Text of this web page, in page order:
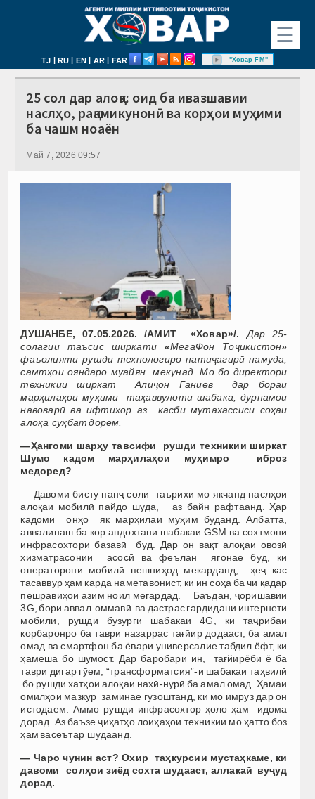
☰
TJ | RU | EN | AR | FAR "Ховар FM"
25 сол дар алоқа: оид ба ивазшавии
наслҳо, рақамикунонӣ ва корҳои муҳими
ба чашм ноаён
Май 7, 2026 09:57
ДУШАНБЕ, 07.05.2026. /АМИТ «Ховар»/. Дар 25-
солагии таъсис ширкати «МегаФон Тоҷикистон»
фаъолияти рушди технологиро натиҷагирӣ намуда,
самтҳои ояндаро муайян мекунад. Мо бо директори
техникии ширкат Алиҷон Ғаниев дар бораи
марҳилаҳои муҳими таҳаввулоти шабака, дурнамои
навоварӣ ва ифтихор аз касби мутахассиси соҳаи
алоқа суҳбат дорем.
—Ҳангоми шарҳу тавсифи рушди техникии ширкат
Шумо кадом марҳилаҳои муҳимро
иброз
медоред?
— Давоми бисту панҷ соли таърихи мо якчанд наслҳои
алоқаи мобилӣ пайдо шуда, аз байн рафтаанд. Ҳар
кадоми онҳо як марҳилаи муҳим буданд. Албатта,
аввалинаш ба кор андохтани шабакаи GSM ва сохтмони
инфрасохтори базавӣ буд. Дар он вақт алоқаи овозӣ
хизматрасонии асосӣ ва феълан ягонае буд, ки
операторони мобилӣ пешниҳод мекарданд, ҳеҷ кас
тасаввур ҳам карда наметавонист, ки ин соҳа ба чӣ қадар
пешравиҳои азим ноил мегардад. Баъдан, ҷоришавии
3G, бори аввал оммавӣ ва дастрас гардидани интернети
мобилӣ, рушди бузурги шабакаи 4G, ки таҷрибаи
корбаронро ба таври назаррас тағйир додааст, ба амал
омад ва смартфон ба ёвари универсалие табдил ёфт, ки
ҳамеша бо шумост. Дар баробари ин, тағйирёбӣ ё ба
таври дигар гӯем, “трансформатсия”-и шабакаи таҳвилӣ
бо рушди хатҳои алоқаи нахӣ-нурӣ ба амал омад. Ҳамаи
омилҳои мазкур заминае гузоштанд, ки мо имрӯз дар он
истодаем. Аммо рушди инфрасохтор ҳоло ҳам идома
дорад. Аз баъзе ҷиҳатҳо лоиҳаҳои техникии мо ҳатто боз
ҳам васеътар шудаанд.
—Чарочунин аст?Охир таҳкурсии мустаҳкаме, ки
давоми
солҳои зиёд сохта шудааст, аллакай вуҷуд
дорад.